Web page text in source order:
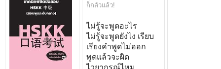
ก็กลัวแล้ว!
ไม่รู้จะพูดอะไร
ไม่รู้จะพูดยังไง เรียบ
เรียงคำพูดไม่ออก
พูดแล้วจะผิด
ไวยากรณ์ไหม